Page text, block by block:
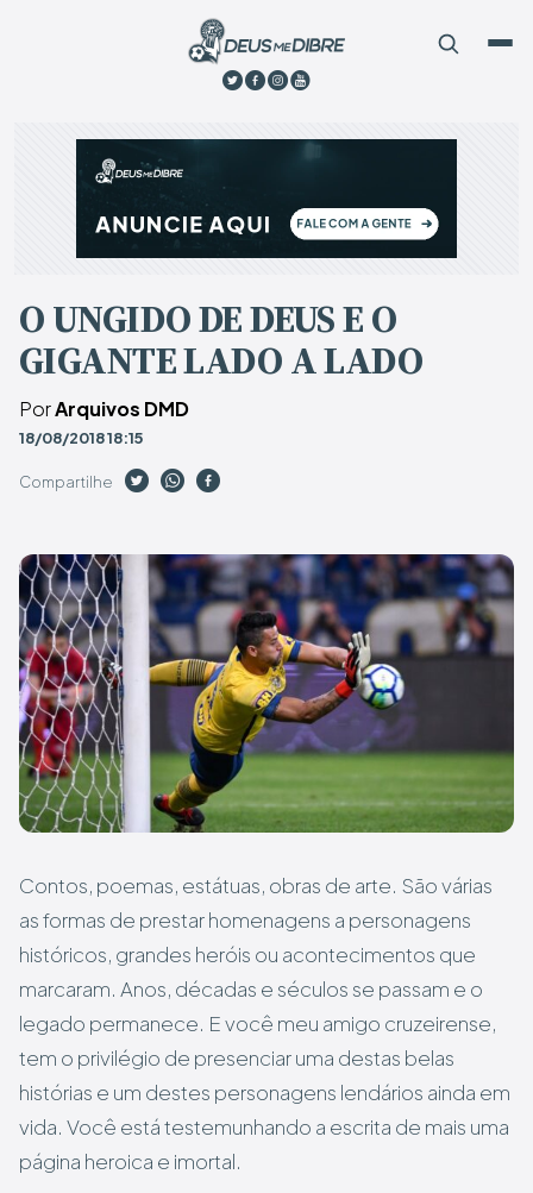
O UNGIDO DE DEUS E O
GIGANTE LADO A LADO
PorArquivos DMD
18/08/2018 18:15
Compartilhe
Contos, poemas, estátuas, obras de arte. São várias
as formas de prestar homenagens a personagens
históricos, grandes heróis ou acontecimentos que
marcaram. Anos, décadas e séculos se passam e o
legado permanece. E você meu amigo cruzeirense,
tem o privilégio de presenciar uma destas belas
histórias e um destes personagens lendários ainda em
vida. Você está testemunhando a escrita de mais uma
página heroica e imortal.